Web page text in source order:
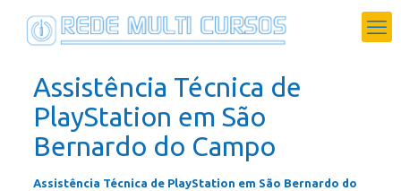
Assistência Técnica de
PlayStation em São
Bernardo do Campo
Assistência Técnica de PlayStation em São Bernardo do